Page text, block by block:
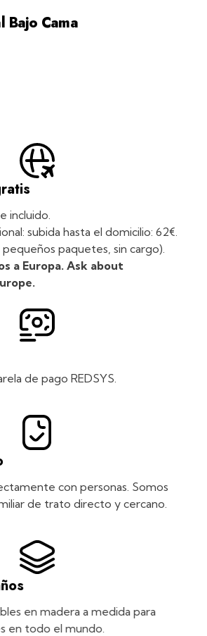
Bajo Cama
incluido.
subida hasta el domicilio: 62€.
paquetes, sin cargo).
a Europa. Ask about
de pago REDSYS.
con personas. Somos
de trato directo y cercano.
en madera a medida para
en todo el mundo.